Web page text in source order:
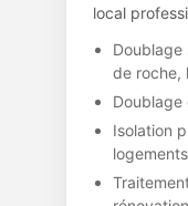
local
Doublage
de roche,
Doublage
Isolation
logements